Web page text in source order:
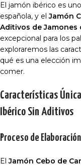
El jamón ibérico es
española, y elJamón
Aditivos de Jamones
excepcional para los
exploraremos las
qué es una elección
comer.
Características
Ibérico Sin Aditivos
Proceso de
ElJamón Cebo de